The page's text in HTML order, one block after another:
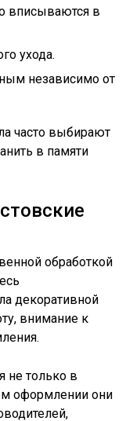
вписываются в
ухода.
независимо от
часто выбирают
в памяти
обработкой
декоративной
внимание к
не только в
оформлении они